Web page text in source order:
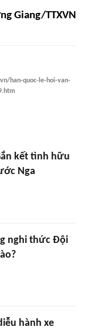
Giang/TTXVN
han-quoc-le-hoi-van-
kết tình hữu
Nga
nghi thức Đội
hành xe